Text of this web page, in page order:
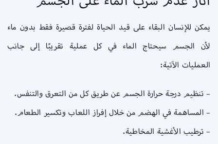
يمكن للإنسان البقاء على قيد الحياة لفترة قصيرة فقط بدون ماء
لأن الجسم سيحتاج الماء في كل عملية تقريبًا إلى جانب
العمليات الآتية:
– تنظيم درجة حرارة الجسم عن طريق كل من التعرق والتنفس.
– المساهمة في الهضم من خلال إفراز اللعاب وتكسير الطعام.
– ترطيب الأغشية المخاطية.